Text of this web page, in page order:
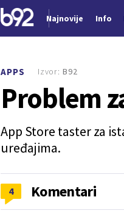
Najnovije Info
APPS
Problem
App Store taster za
uređajima.
Izvor: B92
4 Komentari